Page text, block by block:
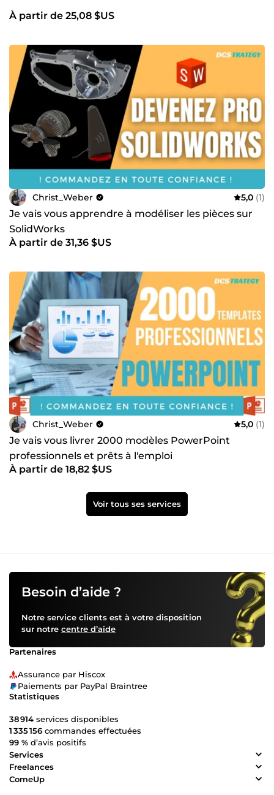
À partir de 25,08 $US
Christ_Weber 5,0 (1)
Je vais vous apprendre à modéliser les pièces sur
SolidWorks
À partir de 31,36 $US
Christ_Weber 5,0 (1)
Je vais vous livrer 2000 modèles PowerPoint
professionnels et prêts à l'emploi
À partir de 18,82 $US
Voir tous ses services
Besoin d’aide ?
Notre service clients est à votre disposition
sur notre centre d’aide
Partenaires
Assurance par Hiscox
Paiements par PayPal Braintree
Statistiques
38 914 services disponibles
1 335 156 commandes effectuées
99 % d’avis positifs
Services
Freelances
ComeUp